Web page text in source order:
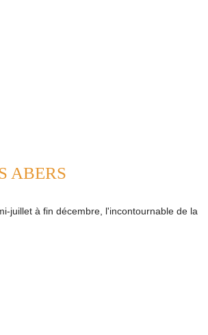
ABERS
juillet à fin décembre, l'incontournable de la